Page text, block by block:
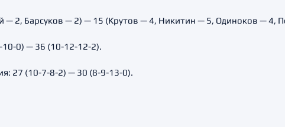
2, Барсуков — 2) — 15 (Крутов — 4, Никитин — 5, Одиноков — 4,
10-0) — 36 (10-12-12-2).
27 (10-7-8-2) — 30 (8-9-13-0).